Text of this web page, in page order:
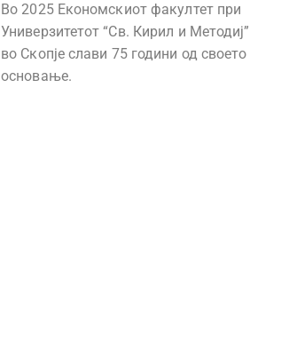
Во 2025 Економскиот факултет при
Универзитетот “Св. Кирил и Методиј”
во Скопје слави 75 години од своето
основање.